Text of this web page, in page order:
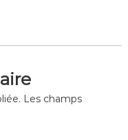
Les champs